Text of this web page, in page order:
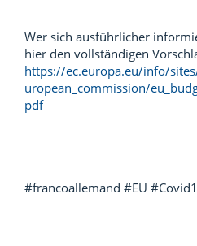
Wer sich ausführlicher
hier den vollständigen
https://ec.europa.eu/info/
uropean_commission/
pdf
#francoallemand #EU